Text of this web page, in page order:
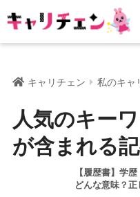
キャリチェン 私のキャ
人気のキー
が含まれる
【履歴書】学
どんな意味？